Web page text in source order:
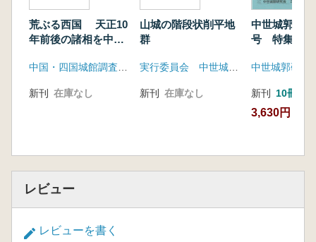
荒ぶる西国 天正10
年前後の諸相を中心
新刊 在庫なし
山城の階段状削平地
群
新刊 在庫なし
中世城郭研
号 特集 文
態
中世城郭研究
新刊 10冊以上
3,630円
レビュー
レビューを書く